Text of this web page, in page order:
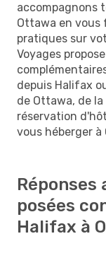
accompagnons
Ottawa en
pratiques sur
Voyages
depuis Halifax
de Ottawa, de
réservation
vous héberger à
Réponses
posées
Halifax à